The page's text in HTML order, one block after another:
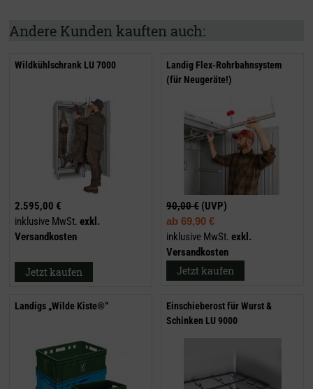
Andere Kunden kauften auch:
Wildkühlschrank LU 7000
2.595,00 €
inklusive MwSt. exkl.
Versandkosten
Jetzt kaufen
Landig Flex-Rohrbahnsystem
(für Neugeräte!)
90,00 € (UVP)
ab 69,90 €
inklusive MwSt. exkl.
Versandkosten
Jetzt kaufen
Landigs „Wilde Kiste®“
Einschieberost für Wurst &
Schinken LU 9000